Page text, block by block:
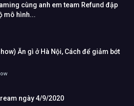
cùng anh em team Refund đập
mô hình...
Ăn gì ở Hà Nội, Cách để giảm bớt
ngày 4/9/2020